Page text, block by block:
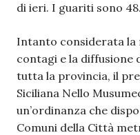
di ieri. I guariti sono 48.
Intanto considerata la
contagi e la diffusione
tutta la provincia, il
Siciliana Nello
un’ordinanza che
Comuni della Città